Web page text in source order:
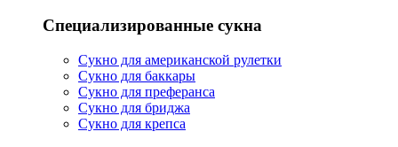
Специализированные сукна
Сукно для американской рулетки
Сукно для баккары
Сукно для преферанса
Сукно для бриджа
Сукно для крепса